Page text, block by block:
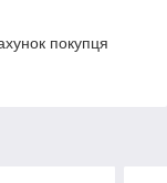
покупця